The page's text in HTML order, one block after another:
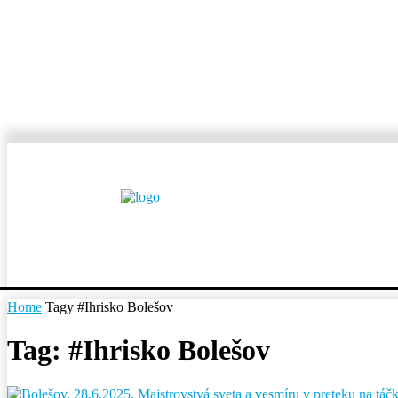
Home Tagy #Ihrisko Bolešov
Tag: #Ihrisko Bolešov